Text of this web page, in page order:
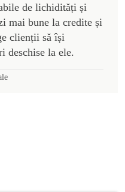
de lichidități și
mai bune la credite și
clienții să își
deschise la ele.